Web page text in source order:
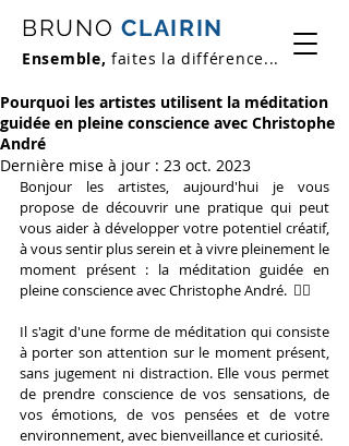
BRUNO CLAIRIN
Ensemble, faites la différence...
Pourquoi les artistes utilisent la méditation
guidée en pleine conscience avec Christophe
André
Dernière mise à jour : 23 oct. 2023
Bonjour les artistes, aujourd'hui je vous
propose de découvrir une pratique qui peut
vous aider à développer votre potentiel créatif,
à vous sentir plus serein et à vivre pleinement le
moment présent : la méditation guidée en
pleine conscience avec Christophe André.  🧘‍♀️
Il s'agit d'une forme de méditation qui consiste
à porter son attention sur le moment présent,
sans jugement ni distraction. Elle vous permet
de prendre conscience de vos sensations, de
vos émotions, de vos pensées et de votre
environnement, avec bienveillance et curiosité.